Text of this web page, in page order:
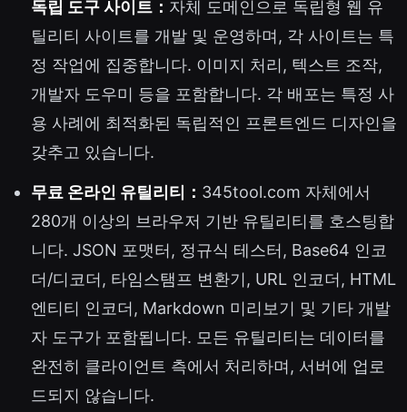
독립 도구 사이트： 자체 도메인으로 독립형 웹 유
틸리티 사이트를 개발 및 운영하며, 각 사이트는 특
정 작업에 집중합니다. 이미지 처리, 텍스트 조작,
개발자 도우미 등을 포함합니다. 각 배포는 특정 사
용 사례에 최적화된 독립적인 프론트엔드 디자인을
갖추고 있습니다.
무료 온라인 유틸리티： 345tool.com 자체에서
280개 이상의 브라우저 기반 유틸리티를 호스팅합
니다. JSON 포맷터, 정규식 테스터, Base64 인코
더/디코더, 타임스탬프 변환기, URL 인코더, HTML
엔티티 인코더, Markdown 미리보기 및 기타 개발
자 도구가 포함됩니다. 모든 유틸리티는 데이터를
완전히 클라이언트 측에서 처리하며, 서버에 업로
드되지 않습니다.